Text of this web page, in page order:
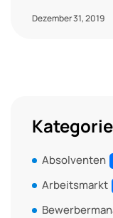
Dezember 31, 2019
Absolventen
Arbeitsmarkt